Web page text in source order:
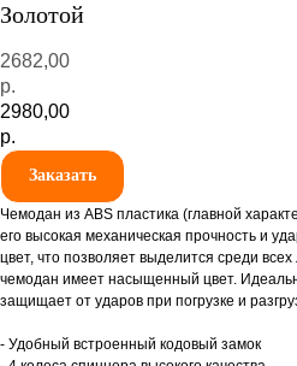
Золотой
2682,00
р.
2980,00
р.
Заказать
Чемодан из ABS пластика (главной
его высокая механическая прочность и
цвет, что позволяет выделится среди
чемодан имеет насыщенный цвет.
защищает от ударов при погрузке и
- Удобный встроенный кодовый замок